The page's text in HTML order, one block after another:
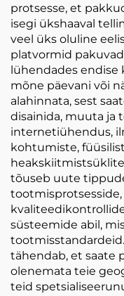
protsesse, et
isegi ükshaaval
veel üks oluline
platvormid
lühendades endise
mõne päevani või
alahinnata, sest
disainida, muuta ja
internetiühendus,
kohtumiste,
tõuseb uute
süsteemide abil,
tähendab, et saate
olenemata teie
teid